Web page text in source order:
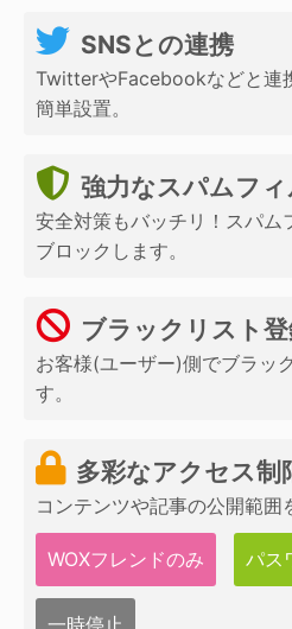
SNSとの連携
TwitterやFacebookなどと連
簡単設置。
強力なスパムフ
安全対策もバッチリ！スパム
ブロックします。
ブラックリスト
お客様(ユーザー)側でブラッ
す。
多彩なアクセス制
コンテンツや記事の公開範囲
WOXフレンドのみ パス
一時停止